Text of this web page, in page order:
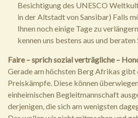
Besichtigung des UNESCO
in der Altstadt von Sansibar) Falls
Ihnen noch einige Tage zu
kennen uns bestens aus und beraten
Faire – sprich sozial verträgliche –
Gerade am höchsten Berg Afrikas gibt
Preiskämpfe. Diese können
einheimischen Begleitmannschaft
derjenigen, die sich am wenigsten